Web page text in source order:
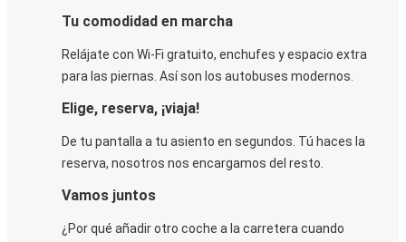
Tu comodidad en marcha
Relájate con Wi-Fi gratuito, enchufes y espacio extra
para las piernas. Así son los autobuses modernos.
Elige, reserva, ¡viaja!
De tu pantalla a tu asiento en segundos. Tú haces la
reserva, nosotros nos encargamos del resto.
Vamos juntos
¿Por qué añadir otro coche a la carretera cuando